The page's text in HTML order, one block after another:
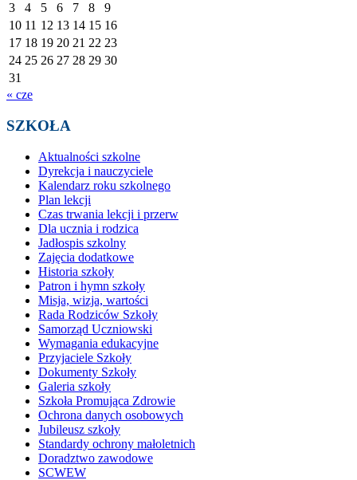
3
4 5 6 7 8
9
10 11 12 13 14 15 16
17 18 19 20 21 22 23
24 25 26 27 28 29 30
31
« cze
SZKOŁA
Aktualności szkolne
Dyrekcja i nauczyciele
Kalendarz roku szkolnego
Plan lekcji
Czas trwania lekcji i przerw
Dla ucznia i rodzica
Jadłospis szkolny
Zajęcia dodatkowe
Historia szkoły
Patron i hymn szkoły
Misja, wizja, wartości
Rada Rodziców Szkoły
Samorząd Uczniowski
Wymagania edukacyjne
Przyjaciele Szkoły
Dokumenty Szkoły
Galeria szkoły
Szkoła Promująca Zdrowie
Ochrona danych osobowych
Jubileusz szkoły
Standardy ochrony małoletnich
Doradztwo zawodowe
SCWEW